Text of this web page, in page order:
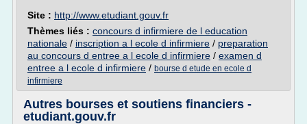
Site : http://www.etudiant.gouv.fr
Thèmes liés : concours d infirmiere de l education
nationale / inscription a l ecole d infirmiere / preparation
au concours d entree a l ecole d infirmiere / examen d
entree a l ecole d infirmiere / bourse d etude en ecole d
infirmiere
Autres bourses et soutiens financiers -
etudiant.gouv.fr